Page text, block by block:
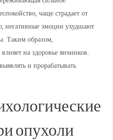
чаще страдает от
негативные эмоции ухудшают
Таким образом,
на здоровье яичников.
и прорабатывать
опухоли